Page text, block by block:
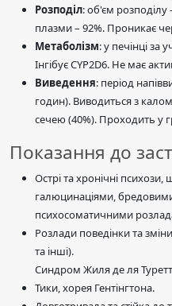
Розподіл: об'єм розподілу
плазми – 92%. Проникає
Метаболізм: у печінці за
Інгібує CYP2D6. Не має
Виведення: період
годин). Виводиться з
сечею (40%). Проходить у
Показання до
Острі та хронічні
галюцинаціями,
психосоматичними
Розлади поведінки та
та інші).
Синдром Жиля де ля
Тики, хорея Гентінгтона.